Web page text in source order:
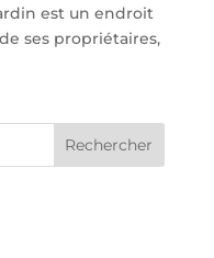
est un endroit
ses propriétaires,